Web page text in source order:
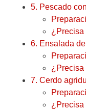
5. Pescado
¿Precisa
6. Ensalada
¿Precisa
7. Cerdo
¿Precisa